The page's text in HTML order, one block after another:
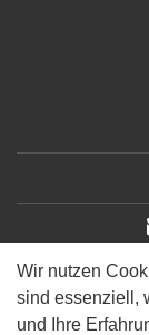
Wir nutzen
sind essenziell,
und Ihre